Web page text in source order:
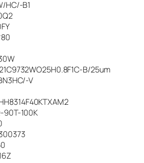
HC/-B1
B/25um
V
90T-100K